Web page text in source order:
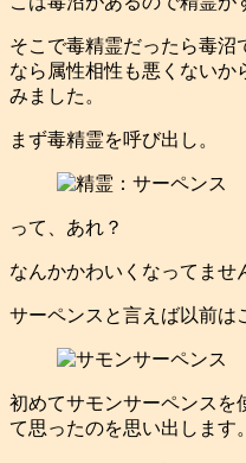
そこで毒精霊だったら毒沼
なら属性相性も悪くない
みました。
まず毒精霊を呼び出し。
って、あれ？
なんかかわいくなってませ
サーペンスと言えば以前は
初めてサモンサーペンスを
て思ったのを思い出します。